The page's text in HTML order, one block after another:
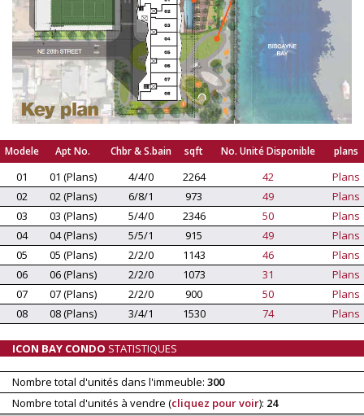
Modele Apt No. Chbr & S.bain sqft No. Unité Disponible plans
01 01 (Plans) 4/4/0 2264 42
Plans
02
02 (Plans) 6/8/1 973 49
Plans
03
03 (Plans) 5/4/0 2346 50
Plans
04
04 (Plans) 5/5/1 915 49
Plans
05
05 (Plans) 2/2/0 1143 46
Plans
06
06 (Plans) 2/2/0 1073 31
Plans
07
07 (Plans) 2/2/0 900 50
Plans
08
08 (Plans) 3/4/1 1530 74 Plans
ICON BAY CONDO STATISTIQUES
Nombre total d'unités dans l'immeuble: 300
Nombre total d'unités à vendre (cliquez pour voir): 24